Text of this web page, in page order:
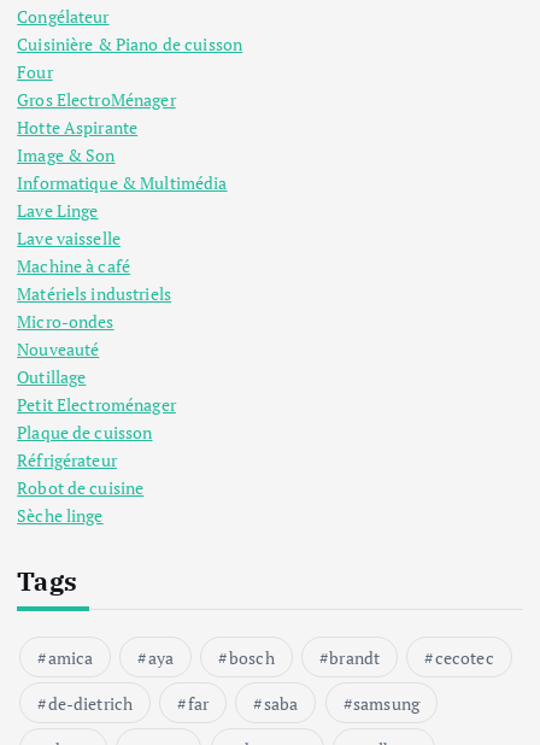
Congélateur
Cuisinière & Piano de cuisson
Four
Gros ElectroMénager
Hotte Aspirante
Image & Son
Informatique & Multimédia
Lave Linge
Lave vaisselle
Machine à café
Matériels industriels
Micro-ondes
Nouveauté
Outillage
Petit Electroménager
Plaque de cuisson
Réfrigérateur
Robot de cuisine
Sèche linge
Tags
amica aya bosch brandt
cecotec
de-dietrich
far saba
samsung